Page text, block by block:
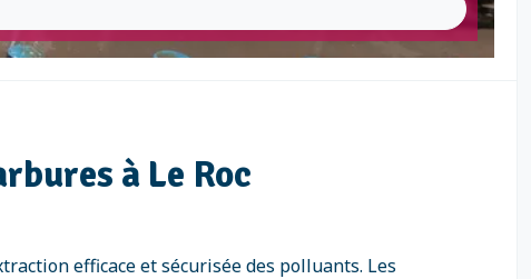
à Le Roc
efficace et sécurisée des polluants. Les